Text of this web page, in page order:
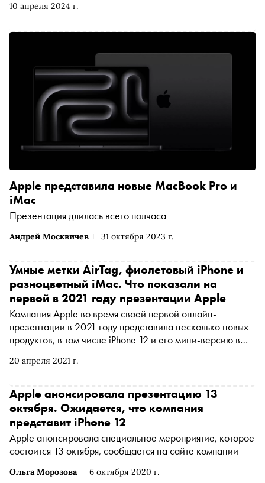
10 апреля 2024 г.
рэпером Бастой
Андрей Москвичев 31 октября 2023 г.
Apple представила новые MacBook Pro и
iMac
Презентация длилась всего полчаса
20 апреля 2021 г.
Умные метки AirTag, фиолетовый iPhone и
разноцветный iMac. Что показали на
первой в 2021 году презентации Apple
Компания Apple во время своей первой онлайн-
презентации в 2021 году представила несколько новых
продуктов, в том числе iPhone 12 и его мини-версию в
от 79 990 рублей и от 69 990 рублей поступят в продажу
Ольга Морозова 6 октября 2020 г.
Apple анонсировала презентацию 13
октября. Ожидается, что компания
представит iPhone 12
Apple анонсировала специальное мероприятие, которое
состоится 13 октября, сообщается на сайте компании